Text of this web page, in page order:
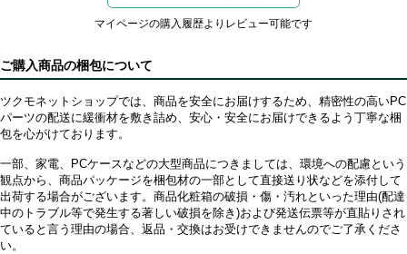
マイページの購入履歴よりレビュー可能です
ご購入商品の梱包について
ツクモネットショップでは、商品を安全にお届けするため、精密性の高いPC
パーツの配送に緩衝材を敷き詰め、安心・安全にお届けできるよう丁寧な梱
包を心がけております。
一部、家電、PCケースなどの大型商品につきましては、環境への配慮という
観点から、商品パッケージを梱包材の一部として直接送り状などを添付して
出荷する場合がございます。商品化粧箱の破損・傷・汚れといった理由(配達
中のトラブル等で発生する著しい破損を除き)および発送伝票等が直貼りされ
ていると言う理由の場合、返品・交換はお受けできませんのでご了承くださ
い。